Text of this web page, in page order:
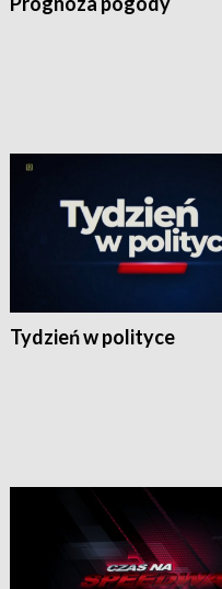
Tydzień w polityce